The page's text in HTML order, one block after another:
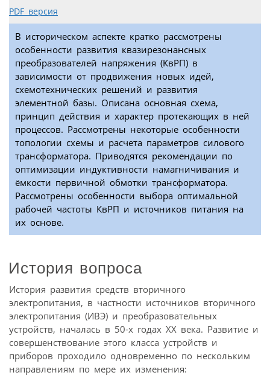
PDF версия
В историческом аспекте кратко рассмотрены
особенности развития квазирезонансных
преобразователей напряжения (КвРП) в
зависимости от продвижения новых идей,
схемотехнических решений и развития
элементной базы. Описана основная схема,
принцип действия и характер протекающих в ней
процессов. Рассмотрены некоторые особенности
топологии схемы и расчета параметров силового
трансформатора. Приводятся рекомендации по
оптимизации индуктивности намагничивания и
ёмкости первичной обмотки трансформатора.
Рассмотрены особенности выбора оптимальной
рабочей частоты КвРП и источников питания на
их основе.
История вопроса
История развития средств вторичного
электропитания, в частности источников вторичного
электропитания (ИВЭ) и преобразовательных
устройств, началась в 50-х годах XX века. Развитие и
совершенствование этого класса устройств и
приборов проходило одновременно по нескольким
направлениям по мере их изменения: